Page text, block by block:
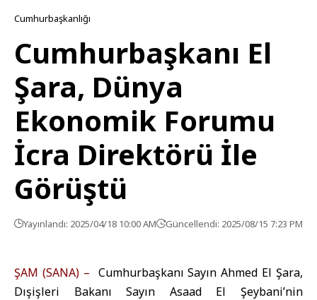
Cumhurbaşkanlığı
Cumhurbaşkanı El
Şara, Dünya
Ekonomik Forumu
İcra Direktörü İle
Görüştü
Yayınlandı: 2025/04/18 10:00 AM Güncellendi: 2025/08/15 7:23 PM
ŞAM (SANA) – Cumhurbaşkanı Sayın Ahmed El Şara,
Dışişleri Bakanı Sayın Asaad El Şeybani’nin